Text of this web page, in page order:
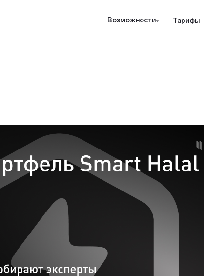
Возможности
Торговые идеи
Тарифы
Страхование счетов
Наведите камеру
чтобы скачать мобильное